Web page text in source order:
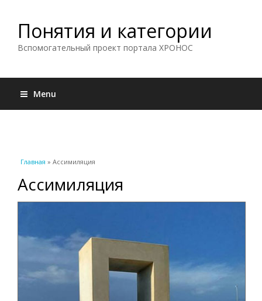
Понятия и категории
Вспомогательный проект портала ХРОНОС
Menu
Вы здесь
Главная » Ассимиляция
Ассимиляция